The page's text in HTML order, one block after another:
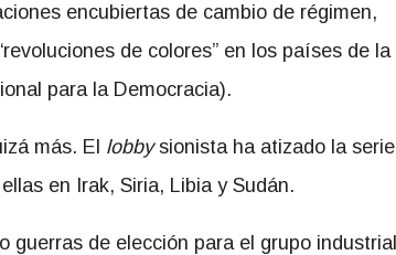
encubiertas de cambio de régimen,
revoluciones de colores en los países de la
para la Democracia).
más. El lobbysionista ha atizado la serie
en Irak, Siria, Libia y Sudán.
guerras de elección para el grupo industrial